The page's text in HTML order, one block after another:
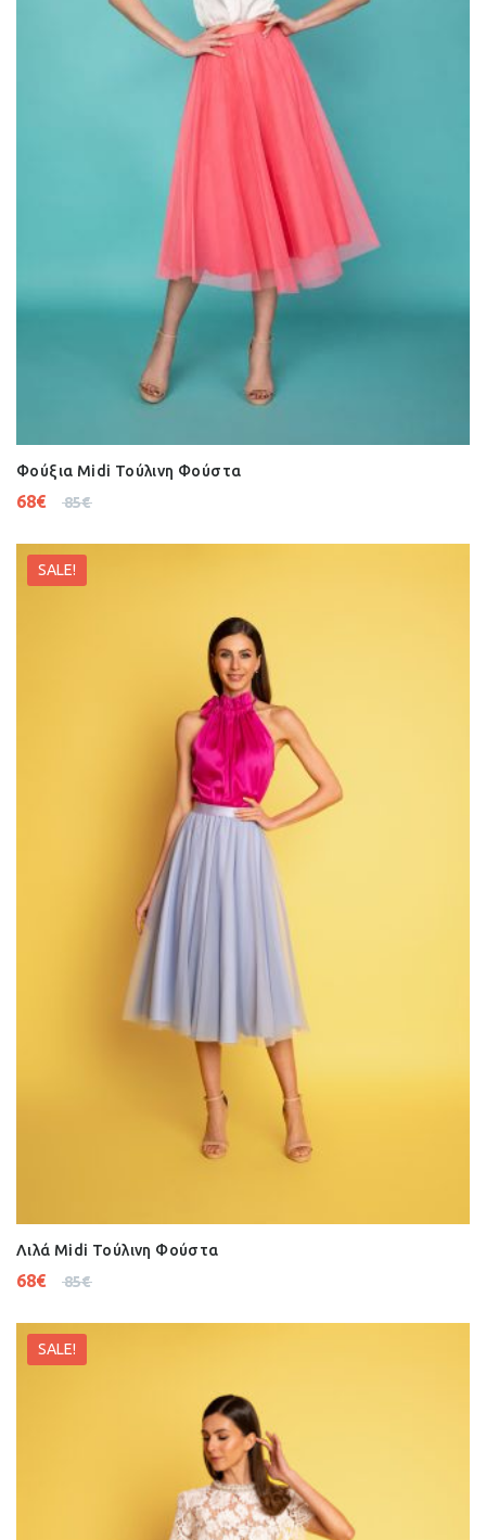
Φούξια Midi Τούλινη Φούστα
85€
68€
SALE!
Λιλά Midi Τούλινη Φούστα
85€
68€
SALE!